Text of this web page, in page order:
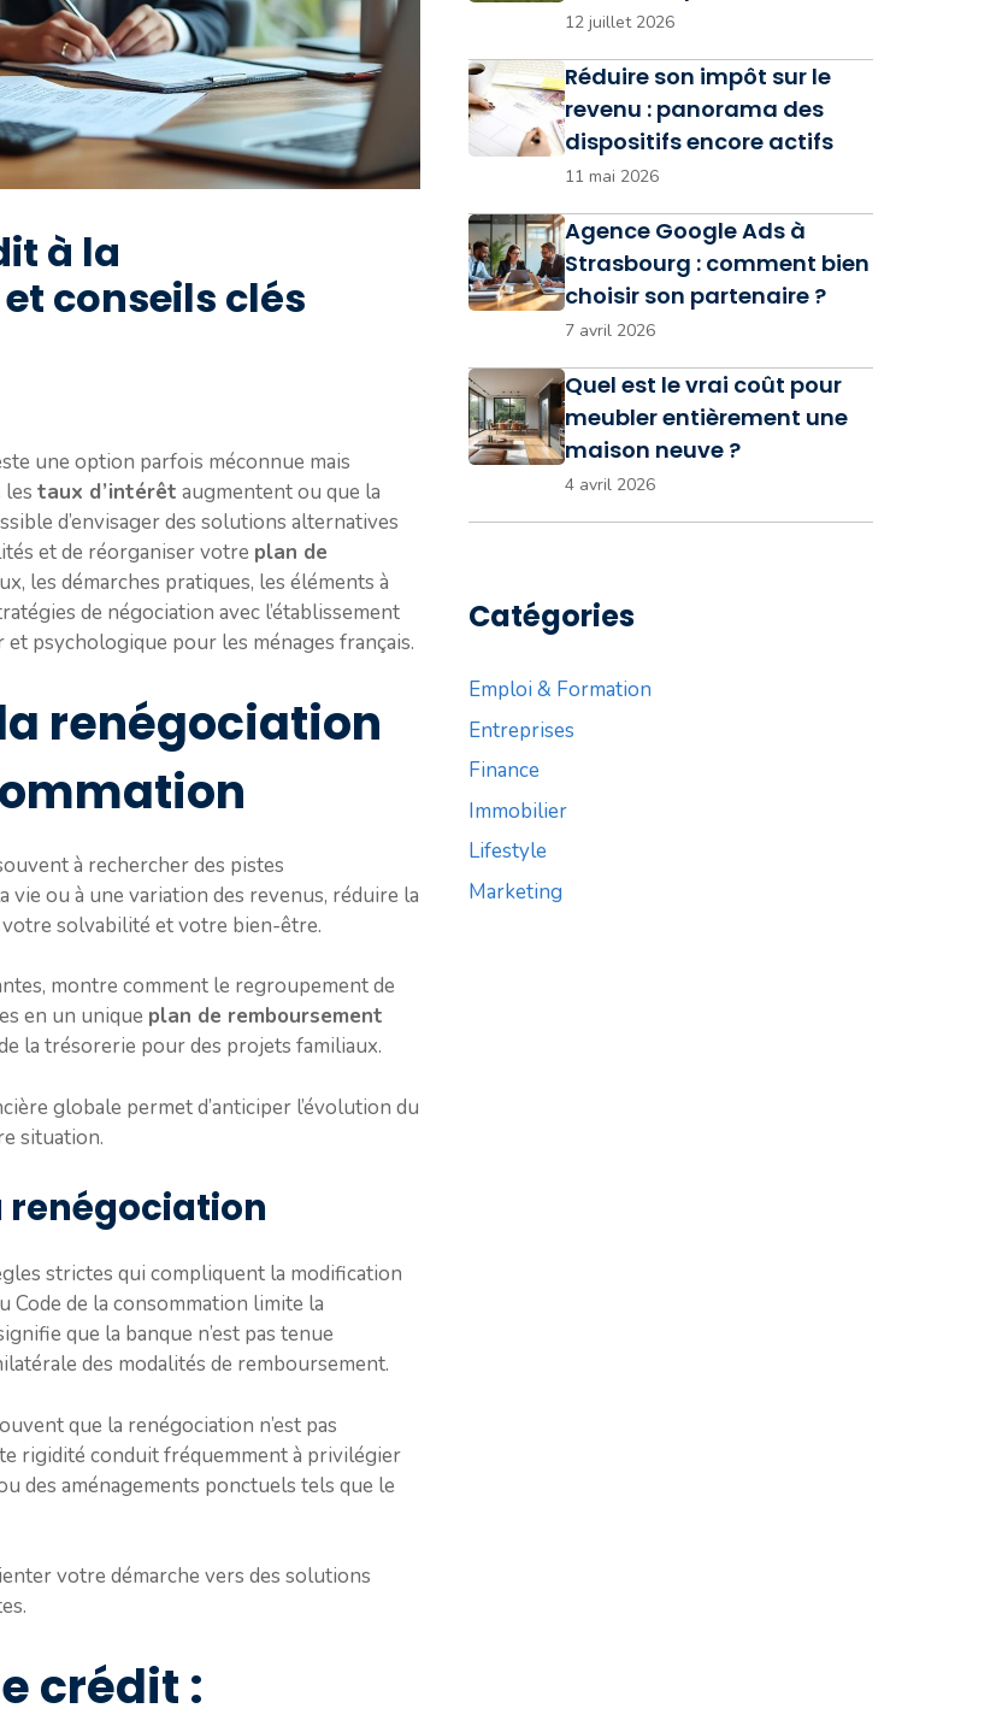
à la
conseils clés
une option parfois méconnue mais
taux d’intérêt augmentent ou que la
d’envisager des solutions alternatives
et de réorganiser votre plan de
les démarches pratiques, les éléments à
de négociation avec l’établissement
psychologique pour les ménages français.
renégociation
à rechercher des pistes
vie ou à une variation des revenus, réduire la
solvabilité et votre bien-être.
montre comment le regroupement de
en un unique plan de remboursement
la trésorerie pour des projets familiaux.
globale permet d’anticiper l’évolution du
situation.
renégociation
strictes qui compliquent la modification
Code de la consommation limite la
que la banque n’est pas tenue
des modalités de remboursement.
que la renégociation n’est pas
rigidité conduit fréquemment à privilégier
des aménagements ponctuels tels que le
votre démarche vers des solutions
crédit :
12 juillet 2026
Réduire son impôt sur le
revenu : panorama des
dispositifs encore actifs
11 mai 2026
Agence Google Ads à
Strasbourg : comment bien
choisir son partenaire ?
7 avril 2026
Quel est le vrai coût pour
meubler entièrement une
maison neuve ?
4 avril 2026
Catégories
Emploi & Formation
Entreprises
Finance
Immobilier
Lifestyle
Marketing